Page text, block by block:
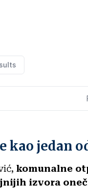
kao jedan
komunalne
izvora